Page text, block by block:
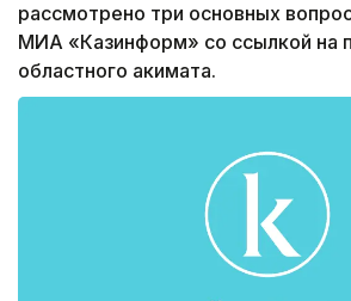
рассмотрено три основных
МИА «Казинформ» со ссылкой на
областного акимата.